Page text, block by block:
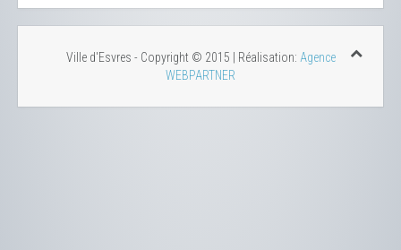
Ville d'Esvres - Copyright © 2015 | Réalisation: Agence
WEBPARTNER